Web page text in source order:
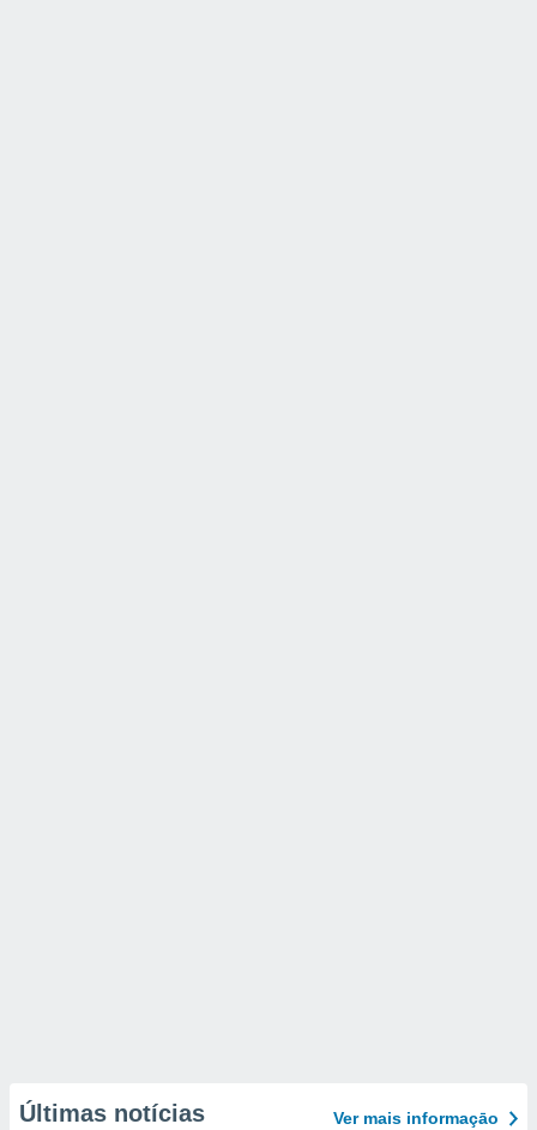
Últimas notícias Ver mais informaçāo